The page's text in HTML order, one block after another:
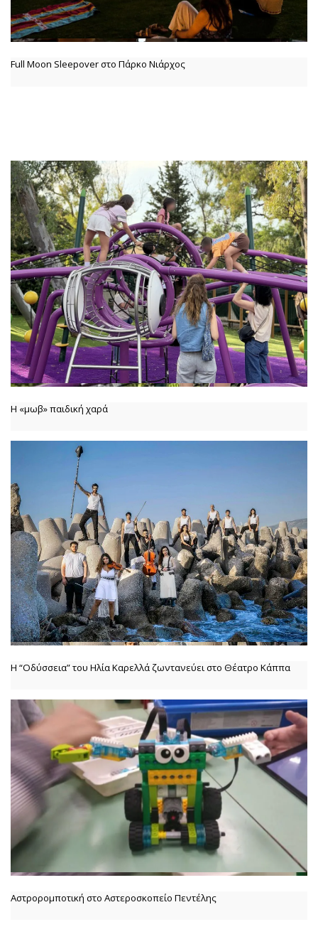
Full Moon Sleepover στο Πάρκο Νιάρχος
Η «μωβ» παιδική χαρά
Η “Οδύσσεια” του Ηλία Καρελλά ζωντανεύει στο Θέατρο Κάππα
Αστρορομποτική στο Αστεροσκοπείο Πεντέλης